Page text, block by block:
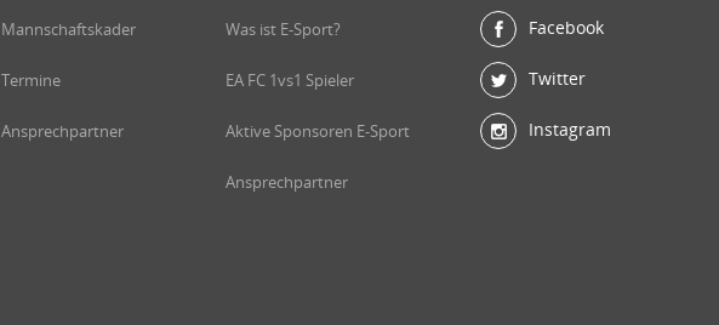
Mannschaftskader
Termine
Ansprechpartner
Was ist E-Sport?
EA FC 1vs1 Spieler
Aktive Sponsoren E-Sport
Ansprechpartner
Facebook
Twitter
Instagram